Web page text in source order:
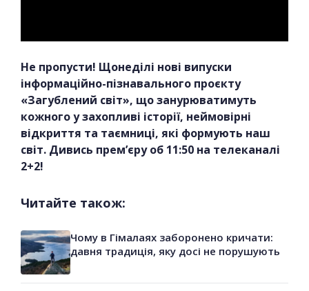
Не пропусти! Щонеділі нові випуски
інформаційно-пізнавального проєкту
«Загублений світ», що занурюватимуть
кожного у захопливі історії, неймовірні
відкриття та таємниці, які формують наш
світ. Дивись прем’єру об 11:50 на телеканалі
2+2!
Читайте також:
Чому в Гімалаях заборонено кричати:
давня традиція, яку досі не порушують